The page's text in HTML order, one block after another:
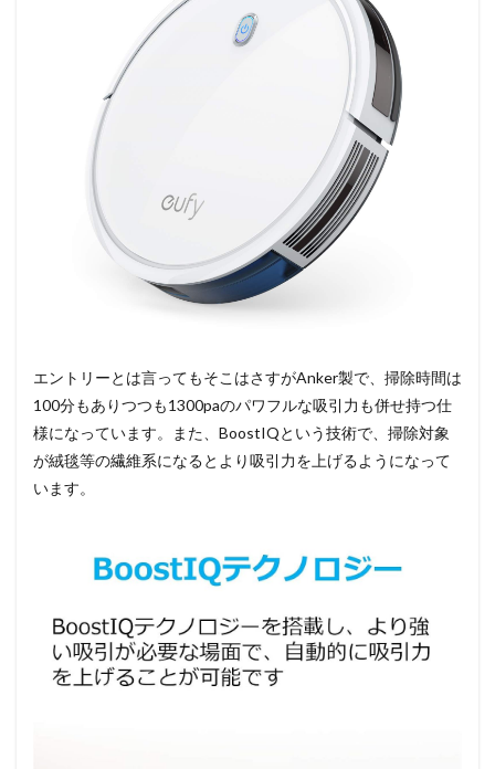
エントリーとは言ってもそこはさすがAnker製で、掃除時間は
100分もありつつも1300paのパワフルな吸引力も併せ持つ仕
様になっています。また、BoostIQという技術で、掃除対象
が絨毯等の繊維系になるとより吸引力を上げるようになって
います。